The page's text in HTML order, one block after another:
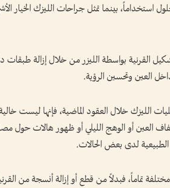
استخداماً، بينما تمثل جراحات الليزك الخيار
القرنية بواسطة الليزر من خلال إزالة
العين وتحسين الرؤية.
الليزك خلال العقود الماضية، فإنها ليست خالية
العين أو الوهج الليلي أو ظهور هالات حول
الطبيعية لدى بعض الحالات.
تماماً، فبدلاً من قطع أو إزالة أنسجة من